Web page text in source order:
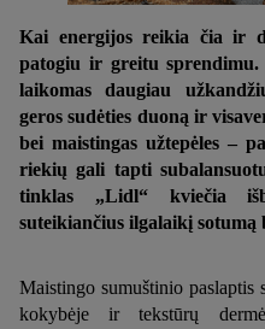
Kai energijos reikia čia ir
patogiu ir greitu
laikomas daugiau
geros sudėties duoną ir
bei maistingas užtepėles –
riekių gali tapti
tinklas „Lidl“ kviečia
suteikiančius ilgalaikį sotumą
Maistingo sumuštinio paslaptis
kokybėje ir tekstūrų